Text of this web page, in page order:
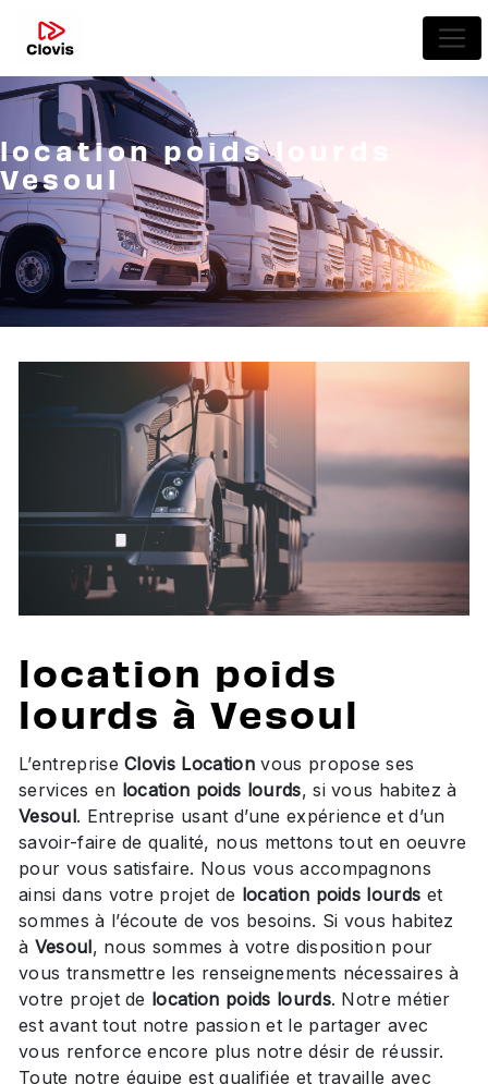
location poids lourds
Vesoul
location poids
lourds à Vesoul
L’entrepriseClovis Locationvous propose ses
services en location poids lourds, si vous habitez à
Vesoul. Entreprise usant d’une expérience et d’un
savoir-faire de qualité, nous mettons tout en oeuvre
pour vous satisfaire. Nous vous accompagnons
ainsi dans votre projet de location poids lourds et
sommes à l’écoute de vos besoins. Si vous habitez
à Vesoul, nous sommes à votre disposition pour
vous transmettre les renseignements nécessaires à
votre projet de location poids lourds. Notre métier
est avant tout notre passion et le partager avec
vous renforce encore plus notre désir de réussir.
Toute notre équipe est qualifiée et travaille avec